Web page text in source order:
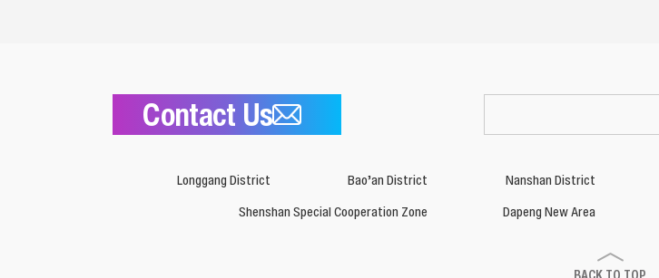
Contact Us
Nanshan District
Bao’an District
Longgang District
Dapeng New Area
Shenshan Special Cooperation Zone